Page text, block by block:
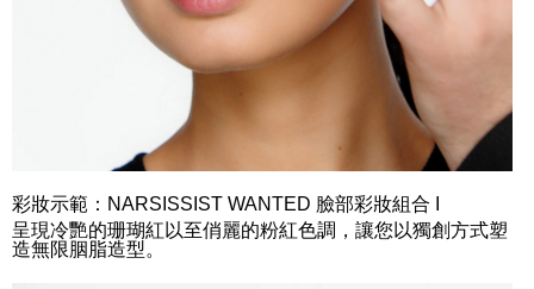
彩妝示範：NARSISSIST WANTED 臉部彩妝組合 I
呈現冷艷的珊瑚紅以至俏麗的粉紅色調，讓您以獨創方式塑
造無限胭脂造型。